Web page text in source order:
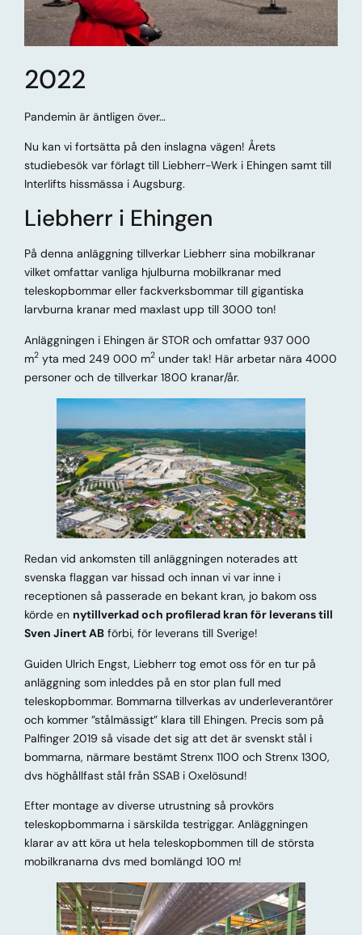
2022
Pandemin är äntligen över…
Nu kan vi fortsätta på den inslagna vägen! Årets
studiebesök var förlagt till Liebherr-Werk i Ehingen samt till
Interlifts hissmässa i Augsburg.
Liebherr i Ehingen
På denna anläggning tillverkar Liebherr sina mobilkranar
vilket omfattar vanliga hjulburna mobilkranar med
teleskopbommar eller fackverksbommar till gigantiska
larvburna kranar med maxlast upp till 3000 ton!
Anläggningen i Ehingen är STOR och omfattar 937 000
m2 yta med 249 000 m2 under tak! Här arbetar nära 4000
personer och de tillverkar 1800 kranar/år.
Redan vid ankomsten till anläggningen noterades att
svenska flaggan var hissad och innan vi var inne i
receptionen så passerade en bekant kran, jo bakom oss
körde en nytillverkad och profilerad kran för leverans till
Sven Jinert AB förbi, för leverans till Sverige!
Guiden Ulrich Engst, Liebherr tog emot oss för en tur på
anläggning som inleddes på en stor plan full med
teleskopbommar. Bommarna tillverkas av underleverantörer
och kommer ”stålmässigt” klara till Ehingen. Precis som på
Palfinger 2019 så visade det sig att det är svenskt stål i
bommarna, närmare bestämt Strenx 1100 och Strenx 1300,
dvs höghållfast stål från SSAB i Oxelösund!
Efter montage av diverse utrustning så provkörs
teleskopbommarna i särskilda testriggar. Anläggningen
klarar av att köra ut hela teleskopbommen till de största
mobilkranarna dvs med bomlängd 100 m!